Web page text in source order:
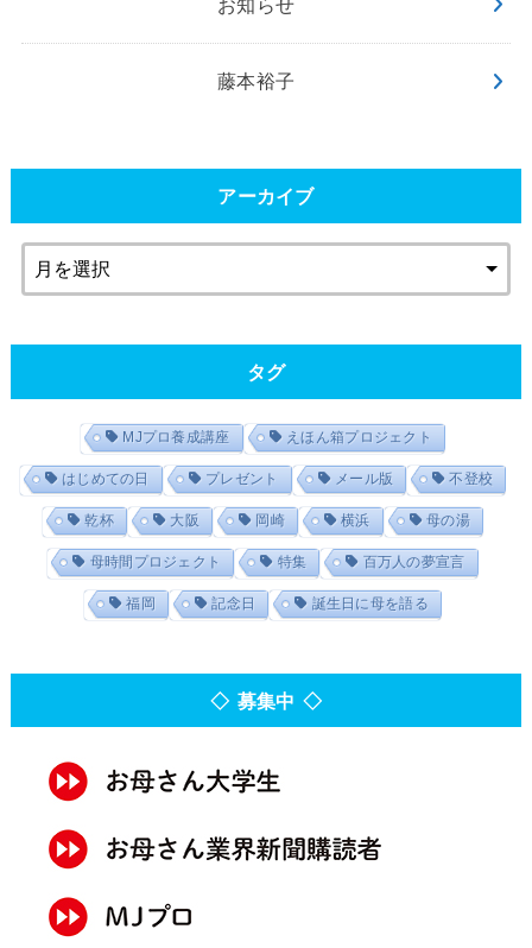
藤本裕子
アーカイブ
タグ
MJプロ養成講座 えほん箱プロジェクト
はじめての日 プレゼント メール版 不登校
乾杯 大阪 岡崎 横浜 母の湯
母時間プロジェクト 特集 百万人の夢宣言
福岡 記念日 誕生日に母を語る
◇ 募集中 ◇